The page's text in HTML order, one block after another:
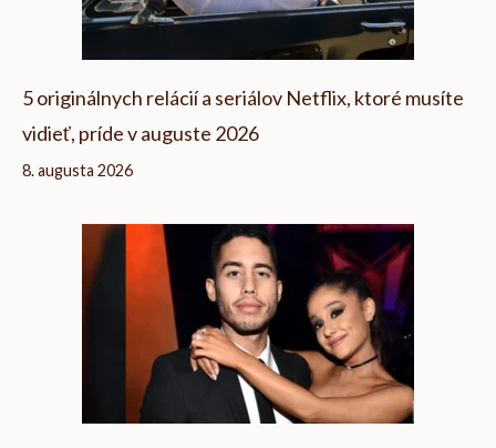
5 originálnych relácií a seriálov Netflix, ktoré musíte
vidieť, príde v auguste 2026
8. augusta 2026